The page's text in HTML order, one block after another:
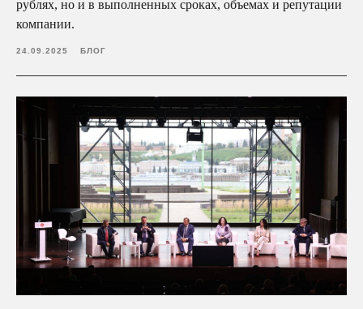
рублях, но и в выполненных сроках, объемах и репутации
компании.
24.09.2025 БЛОГ
Ваша почта
Ваш телефон
+7
Я даю свое согласие на получение рекламной
информации (в том числе в форме рекламной
соответствии с ФЗ от 13.03.2006 N 38-ФЗ "О
заявку